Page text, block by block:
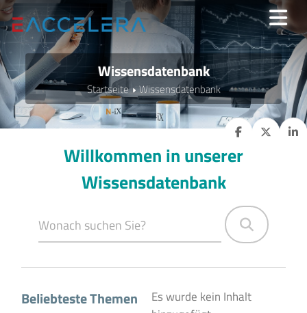
Wissensdatenbank
Startseite Wissensdatenbank
Willkommen in unserer
Wissensdatenbank
Beliebteste Themen
Es wurde kein Inhalt